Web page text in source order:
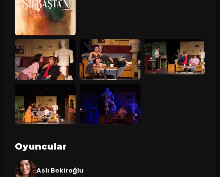
Oyuncular
Aslı Bekiroğlu